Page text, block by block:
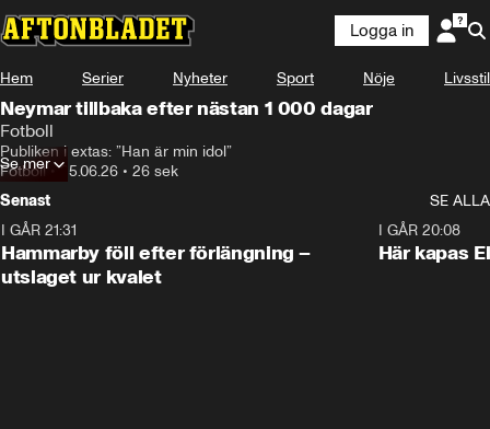
Logga in
Hem Serier Nyheter Sport Nöje Livsstil
Neymar tillbaka efter nästan 1 000 dagar
Fotboll
Publiken i extas: ”Han är min idol”
Fotboll•25.06.26 • 26 sek
Se mer
Senast
SE ALLA
I GÅR 21:31
Hammarby föll efter förlängning –
utslaget ur kvalet
I GÅR 20:08
Här kapas